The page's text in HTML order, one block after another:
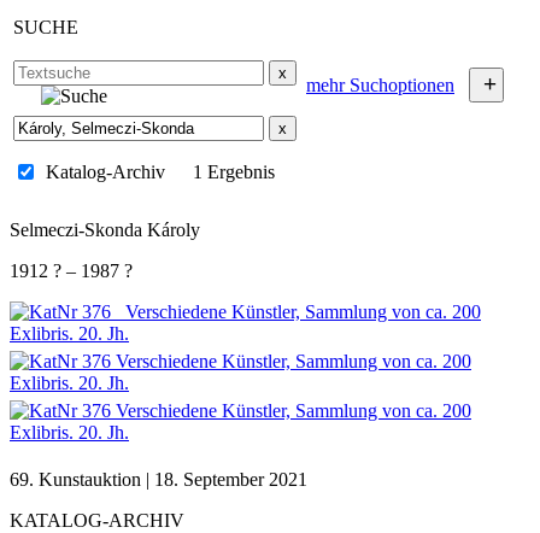
SUCHE
x
mehr Suchoptionen +
x
Katalog-Archiv 1 Ergebnis
Selmeczi-Skonda Károly
1912 ? – 1987 ?
69. Kunstauktion | 18. September 2021
KATALOG-ARCHIV